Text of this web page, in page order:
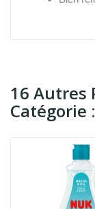
16 Autres
Catégorie :